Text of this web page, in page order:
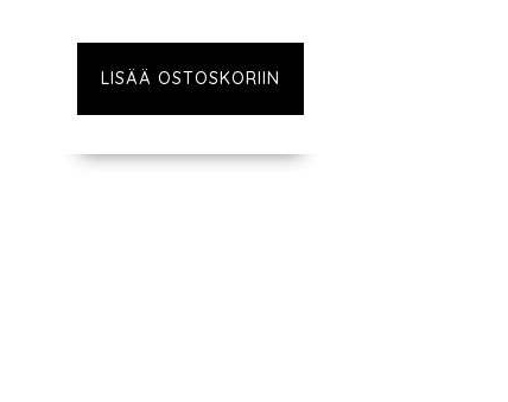
LISÄÄ OSTOSKORIIN